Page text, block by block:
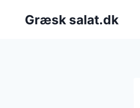
Græsk salat.dk